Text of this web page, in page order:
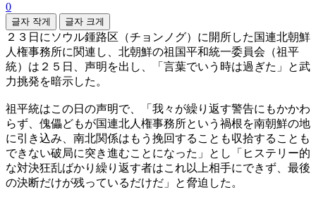
0
글자 작게 글자 크게
２３日にソウル鍾路区（チョンノグ）に開所した国連北朝鮮
人権事務所に関連し、北朝鮮の祖国平和統一委員会（祖平
統）は２５日、声明を出し、「言葉でいう時は過ぎた」と武
力挑発を暗示した。
祖平統はこの日の声明で、「我々が繰り返す警告にもかかわ
らず、傀儡どもが国連北人権事務所という禍根を南朝鮮の地
に引き込み、南北関係はもう挽回することも収拾することも
できない破局に突き進むことになった」とし「ヒステリー的
な対決狂乱ばかり繰り返す者はこれ以上相手にできず、最後
の決断だけが残っているだけだ」と脅迫した。